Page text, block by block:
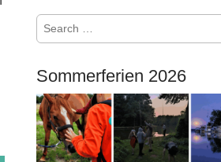
S
r
c
h
f
o
r
Sommerferien 2026